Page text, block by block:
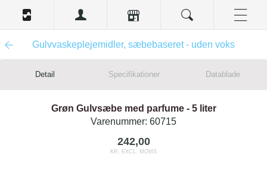
Gulvvaskeplejemidler, sæbebaseret - uden voks
Detail Specifikationer Datablade
Grøn Gulvsæbe med parfume - 5 liter
Varenummer: 60715
242,00
KR. EXCL. MOMS